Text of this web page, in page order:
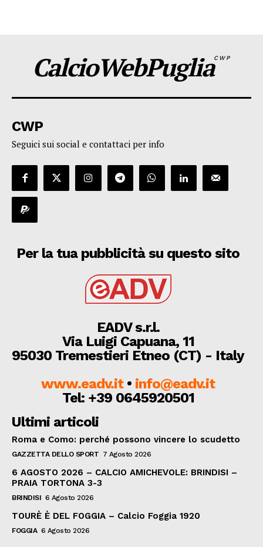
CalcioWebPugliaCWP
CWP
Seguici sui social e contattaci per info
Per la tua pubblicità su questo sito
EADV s.r.l.
Via Luigi Capuana, 11
95030 Tremestieri Etneo (CT) - Italy
www.eadv.it• info@eadv.it
Tel: +39 0645920501
Ultimi articoli
Roma e Como: perché possono vincere lo scudetto
GAZZETTA DELLO SPORT 7 Agosto 2026
6 AGOSTO 2026 – CALCIO AMICHEVOLE: BRINDISI –
PRAIA TORTONA 3-3
BRINDISI 6 Agosto 2026
TOURÈ È DEL FOGGIA – Calcio Foggia 1920
FOGGIA 6 Agosto 2026